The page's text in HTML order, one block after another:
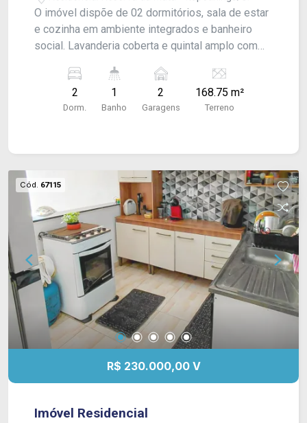
O imóvel dispõe de 02 dormitórios, sala de estar
e cozinha em ambiente integrados e banheiro
social. Lavanderia coberta e quintal amplo com
Laje, piso frio e azulejos. - Aceita financiamento,
CONSULTE-NOS !
2
Dorm.
1
Banho
2
Garagens
168.75 m²
Terreno
Cód. 67115
R$ 230.000,00 V
Imóvel Residencial